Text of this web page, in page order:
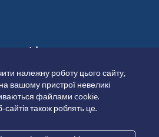
належну роботу цього сайту,
вашому пристрої невеликі
файлами cookie.
сайтів також роблять це.